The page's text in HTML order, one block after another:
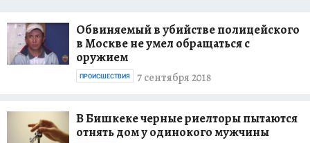
Обвиняемый в убийстве полицейского
в Москве не умел обращаться с
оружием
7 сентября 2018
ПРОИСШЕСТВИЯ
В Бишкеке черные риелторы пытаются
отнять дом у одинокого мужчины